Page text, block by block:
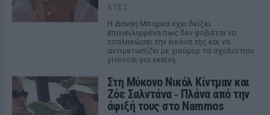
ΧΤΕΣ
Η Δανάη Μπάρκα έχει δείξει
επανειλημμένα πως δεν φοβάται να
τσαλακώσει την εικόνα της και να
αντιμετωπίζει με χιούμορ τα σχόλια που
γίνονται για εκείνη.
Στη Μύκονο Νικόλ Κίντμαν και
Ζόε Σαλντάνα ‑ Πλάνα από την
άφιξή τους στο Nammos